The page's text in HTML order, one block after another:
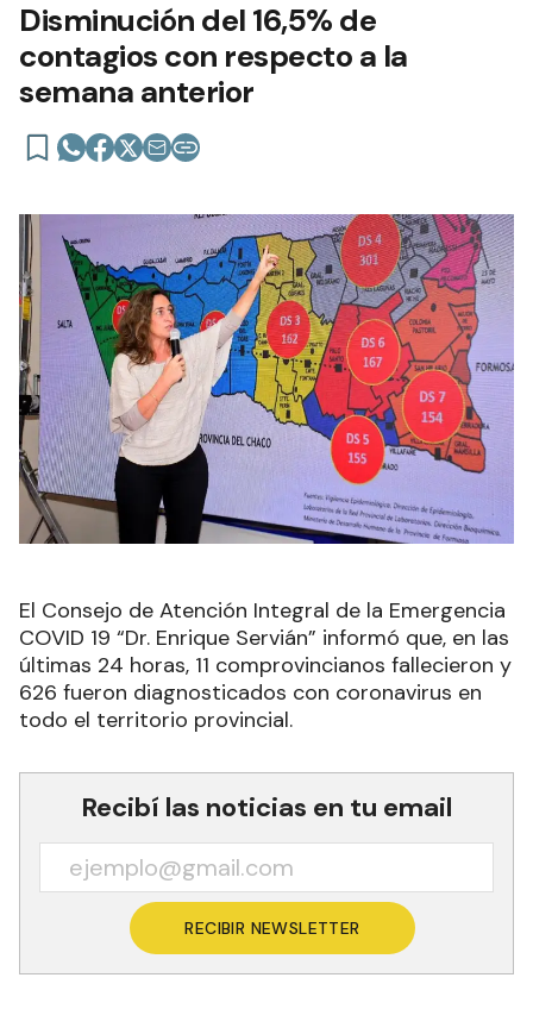
Disminución del 16,5% de
contagios con respecto a la
semana anterior
El Consejo de Atención Integral de la Emergencia
COVID 19 “Dr. Enrique Servián” informó que, en las
últimas 24 horas, 11 comprovincianos fallecieron y
626 fueron diagnosticados con coronavirus en
todo el territorio provincial.
Recibí las noticias en tu email
RECIBIR NEWSLETTER